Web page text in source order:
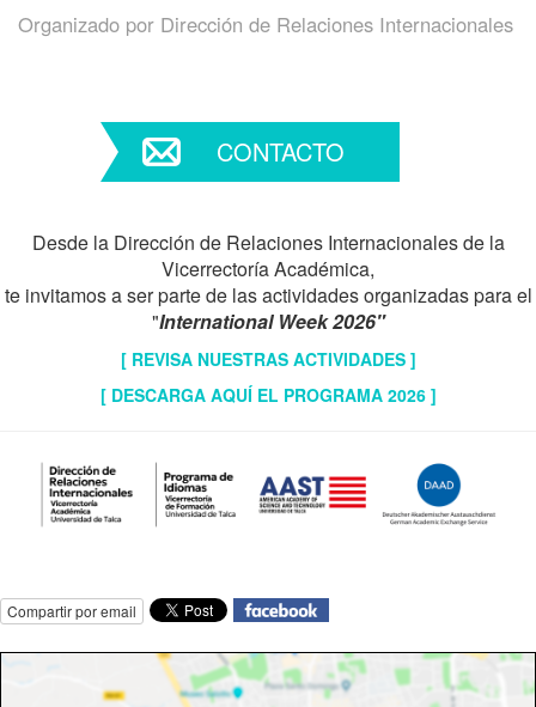
Organizado por Dirección de Relaciones Internacionales
CONTACTO
Desde la Dirección de Relaciones Internacionales de la
Vicerrectoría Académica,
te invitamos a ser parte de las actividades organizadas para el
"International Week 2026"
[ REVISA NUESTRAS ACTIVIDADES ]
[ DESCARGA AQUÍ EL PROGRAMA 2026 ]
Compartir por email